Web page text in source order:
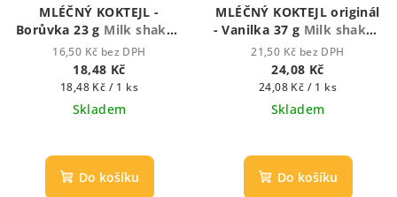
MLÉČNÝ KOKTEJL -
Borůvka 23 g Milk shake -
Mléčný koktejl
16,50 Kč bez DPH
18,48 Kč
Měrná
cena:
18,48 Kč / 1 ks
Skladem
Do košíku
MLÉČNÝ KOKTEJL originál
- Vanilka 37 g Milk shake -
Mléčný koktejl
21,50 Kč bez DPH
24,08 Kč
Měrná
cena:
24,08 Kč / 1 ks
Skladem
Do košíku